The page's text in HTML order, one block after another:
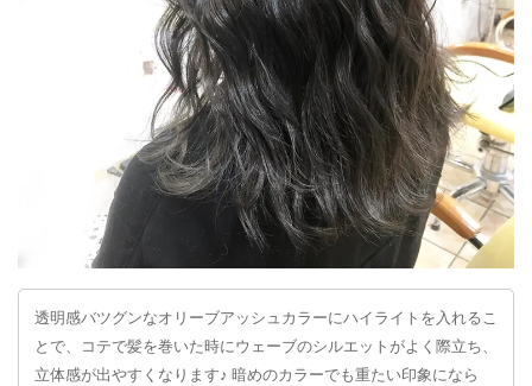
透明感バツグンなオリーブアッシュカラーにハイライトを入れるこ
とで、コテで髪を巻いた時にウェーブのシルエットがよく際立ち、
立体感が出やすくなります♪ 暗めのカラーでも重たい印象になら